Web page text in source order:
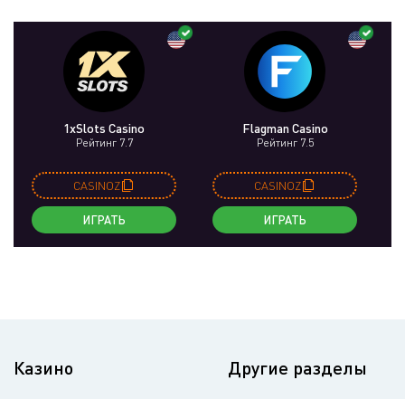
1xSlots Casino
Рейтинг 7.7
CASINOZ
ИГРАТЬ
Flagman Casino
Рейтинг 7.5
CASINOZ
ИГРАТЬ
Казино Другие разделы